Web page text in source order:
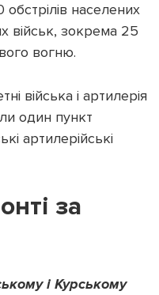
населених
військ, зокрема 25
вогню.
війська і артилерія
один пункт
артилерійські
за
і Курському